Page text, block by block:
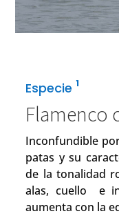
Especie 1
Flamenco
Inconfundible
patas y su
de la tonalidad
alas, cuello e
aumenta con la